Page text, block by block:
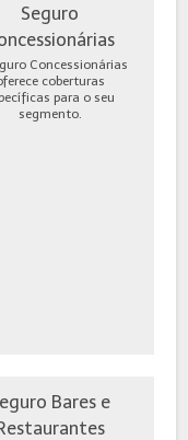
Seguro
Concessionárias
coberturas
para o seu
segmento.
Bares e